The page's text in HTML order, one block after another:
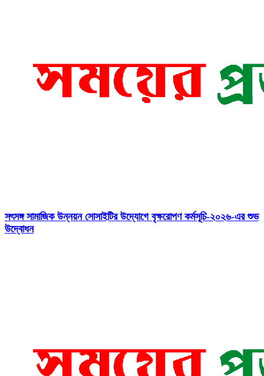
সৎসঙ্গ সামাজিক উন্নয়ন সোসাইটির উদ্যোগে বৃক্ষরোপণ কর্মসূচি-২০২৬-এর শুভ
উদ্বোধন